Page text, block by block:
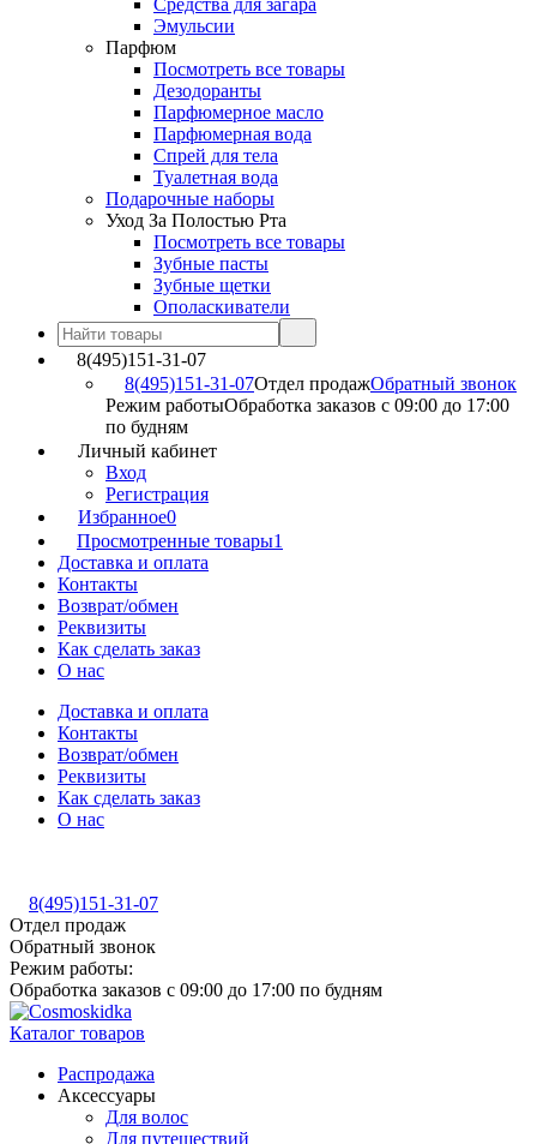
Средства для загара
Эмульсии
Парфюм
Посмотреть все товары
Дезодоранты
Парфюмерное масло
Парфюмерная вода
Спрей для тела
Туалетная вода
Подарочные наборы
Уход За Полостью Рта
Посмотреть все товары
Зубные пасты
Зубные щетки
Ополаскиватели
8(495)151-31-07
8(495)151-31-07Отдел продажОбратный звонок
Режим работыОбработка заказов с 09:00 до 17:00
по будням
Личный кабинет
Вход
Регистрация
Избранное0
Просмотренные товары1
Доставка и оплата
Контакты
Возврат/обмен
Реквизиты
Как сделать заказ
О нас
Доставка и оплата
Контакты
Возврат/обмен
Реквизиты
Как сделать заказ
О нас
8(495)151-31-07
Отдел продаж
Обратный звонок
Режим работы:
Обработка заказов с 09:00 до 17:00 по будням
Каталог товаров
Распродажа
Аксессуары
Для волос
Для путешествий